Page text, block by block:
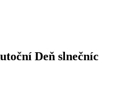
Deň slnečníc